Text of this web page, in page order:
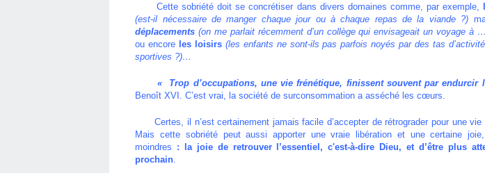
Cette sobriété doit se concrétiser dans divers domaines comme, par exemple,
(est-il nécessaire de manger chaque jour ou à chaque repas de la viande ?)
déplacements (on me parlait récemment d’un collège qui envisageait un voyage à
ou encore les loisirs (les enfants ne sont-ils pas parfois noyés par des tas
sportives ?)…
« Trop d’occupations, une vie frénétique, finissent souvent par endurcir
Benoît XVI. C’est vrai, la société de surconsommation a asséché les cœurs.
Certes, il n’est certainement jamais facile d’accepter de rétrograder pour une vie
Mais cette sobriété peut aussi apporter une vraie libération et une certaine
moindres : la joie de retrouver l’essentiel, c'est-à-dire Dieu, et d’être plus
prochain